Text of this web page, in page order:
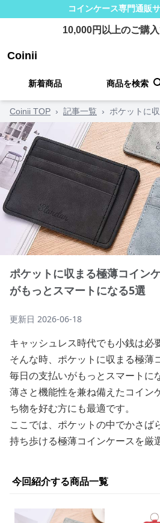
コインケース専門通販
10,000円以上のご購
Coinii
新着商品 商品を検索
Coinii TOP › 記事一覧 › ポケットに
ポケットに収まる極薄コイン
がもっとスマートになる5選
更新日 2026-06-18
キャッシュレス時代でも小銭は必
そんな時、ポケットに収まる極薄
毎日の支払いがもっとスマートに
薄さと機能性を兼ね備えたコイン
ち物を好む方にも最適です。
ここでは、ポケットの中でかさば
持ち歩ける極薄コインケースを厳
今回紹介する商品一覧